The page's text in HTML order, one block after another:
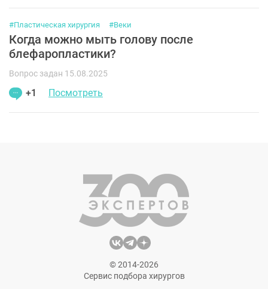
#Пластическая хирургия #Веки
Когда можно мыть голову после
блефаропластики?
Вопрос задан 15.08.2025
+1 Посмотреть
© 2014-2026
Сервис подбора хирургов